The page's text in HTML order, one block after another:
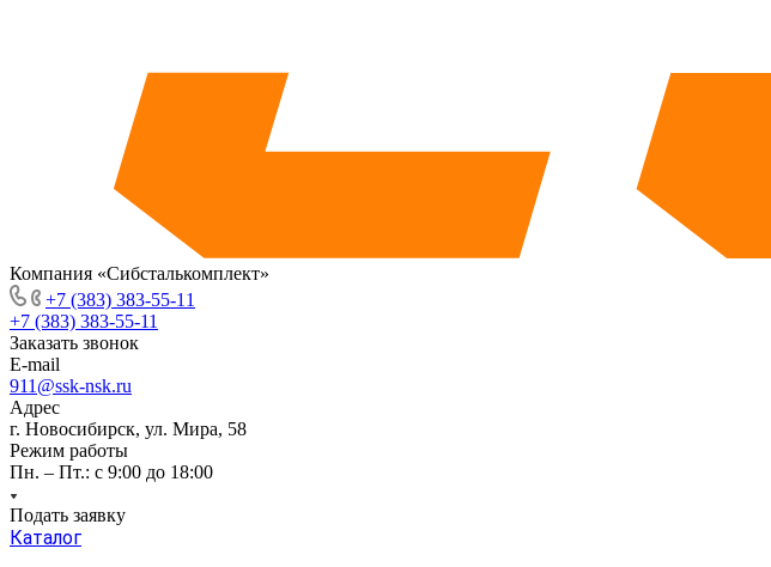
Компания «Сибсталькомплект»
+7 (383) 383-55-11
+7 (383) 383-55-11
Заказать звонок
E-mail
911@ssk-nsk.ru
Адрес
г. Новосибирск, ул. Мира, 58
Режим работы
Пн. – Пт.: с 9:00 до 18:00
Подать заявку
Каталог